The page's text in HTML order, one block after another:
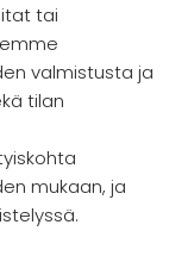
tai
valmistusta ja
tilan
mukaan, ja